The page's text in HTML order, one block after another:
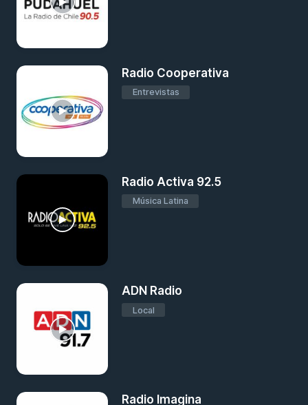
Radio Cooperativa
Entrevistas
Radio Activa 92.5
Música Latina
ADN Radio
Local
Radio Imagina